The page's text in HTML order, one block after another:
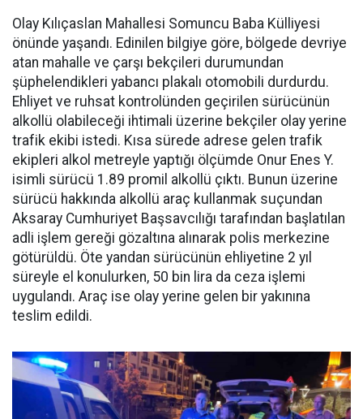
Olay Kılıçaslan Mahallesi Somuncu Baba Külliyesi
önünde yaşandı. Edinilen bilgiye göre, bölgede devriye
atan mahalle ve çarşı bekçileri durumundan
şüphelendikleri yabancı plakalı otomobili durdurdu.
Ehliyet ve ruhsat kontrolünden geçirilen sürücünün
alkollü olabileceği ihtimali üzerine bekçiler olay yerine
trafik ekibi istedi. Kısa sürede adrese gelen trafik
ekipleri alkol metreyle yaptığı ölçümde Onur Enes Y.
isimli sürücü 1.89 promil alkollü çıktı. Bunun üzerine
sürücü hakkında alkollü araç kullanmak suçundan
Aksaray Cumhuriyet Başsavcılığı tarafından başlatılan
adli işlem gereği gözaltına alınarak polis merkezine
götürüldü. Öte yandan sürücünün ehliyetine 2 yıl
süreyle el konulurken, 50 bin lira da ceza işlemi
uygulandı. Araç ise olay yerine gelen bir yakınına
teslim edildi.